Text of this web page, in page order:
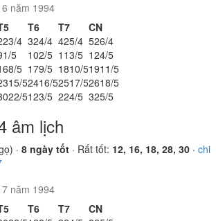
năm 1994
T6 T7
CN
23/4 324/4 425/4 526/4
1/5 102/5 113/5 124/5
8/5 179/5 1810/51911/5
15/52416/52517/52618/5
22/5123/5 224/5 325/5
âm lịch
· 8 ngày tốt · Rất tốt: 12, 16, 18, 28, 30 · chi
năm 1994
T6 T7
CN